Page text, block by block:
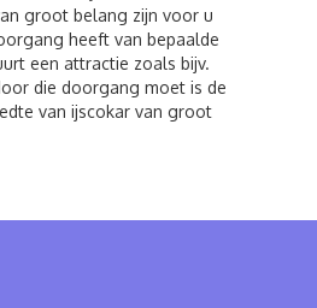
groot belang zijn voor u
heeft van bepaalde
een attractie zoals bijv.
die doorgang moet is de
van ijscokar van groot